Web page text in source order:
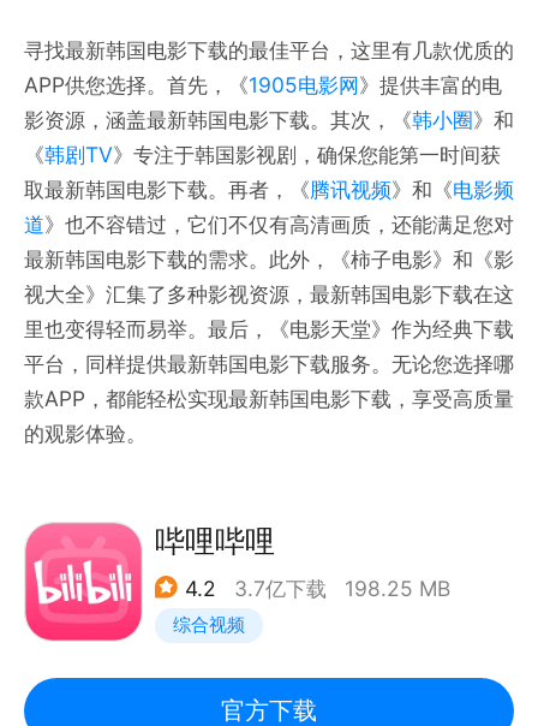
寻找最新韩国电影下载的最佳平台，这里有几款优质的
APP供您选择。首先，《1905电影网》提供丰富的电
影资源，涵盖最新韩国电影下载。其次，《韩小圈》和
《韩剧TV》专注于韩国影视剧，确保您能第一时间获
取最新韩国电影下载。再者，《腾讯视频》和《电影频
道》也不容错过，它们不仅有高清画质，还能满足您对
最新韩国电影下载的需求。此外，《柿子电影》和《影
视大全》汇集了多种影视资源，最新韩国电影下载在这
里也变得轻而易举。最后，《电影天堂》作为经典下载
平台，同样提供最新韩国电影下载服务。无论您选择哪
款APP，都能轻松实现最新韩国电影下载，享受高质量
的观影体验。
哔哩哔哩
4.2 3.7亿下载 198.25 MB
综合视频
官方下载